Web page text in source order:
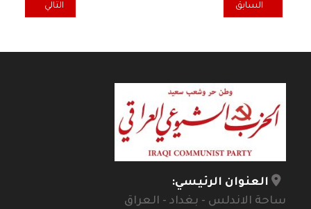
المقال السابق: 150 عاماً على نقد برنامج غوتا
السابق المقال التالي:
التالي
العنوان الرئيسي:
ساحة الاندلس - بغداد - العراق